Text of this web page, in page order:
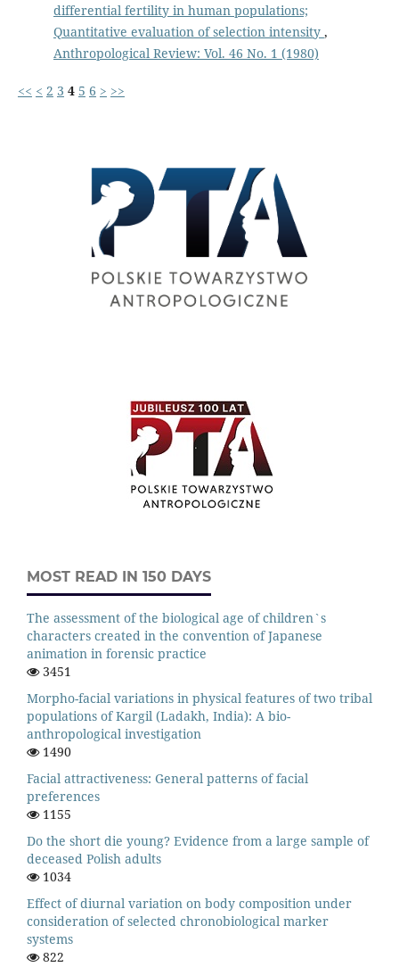
differential fertility in human populations;
Quantitative evaluation of selection intensity ,
Anthropological Review: Vol. 46 No. 1 (1980)
<< < 2 3 4 5 6 > >>
MOST READ IN 150 DAYS
The assessment of the biological age of children`s
characters created in the convention of Japanese
animation in forensic practice
3451
Morpho-facial variations in physical features of two tribal
populations of Kargil (Ladakh, India): A bio-
anthropological investigation
1490
Facial attractiveness: General patterns of facial
preferences
1155
Do the short die young? Evidence from a large sample of
deceased Polish adults
1034
Effect of diurnal variation on body composition under
consideration of selected chronobiological marker
systems
822